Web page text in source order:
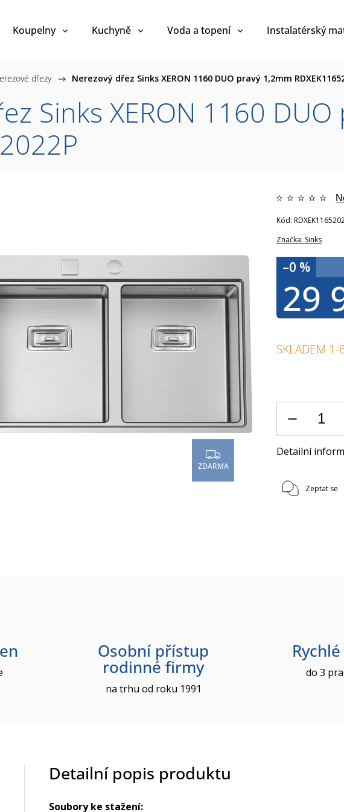
Koupelny Kuchyně Voda a topení Instalatérský
dřezy / Nerezový dřez Sinks XERON 1160 DUO pravý 1,2mm
Sinks XERON 1160
ZDARMA
Značka: Sinks
–0 %
29
Kód:
SKLADEM 1-
Detailní
Zeptat se
Osobní přístup
rodinné firmy
na trhu od roku 1991
do 3
Detailní popis produktu
Soubory ke stažení: